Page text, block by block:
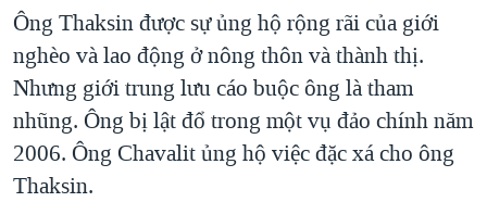
Ông Thaksin được sự ủng hộ rộng rãi của giới
nghèo và lao động ở nông thôn và thành thị.
Nhưng giới trung lưu cáo buộc ông là tham
nhũng. Ông bị lật đổ trong một vụ đảo chính năm
2006. Ông Chavalit ủng hộ việc đặc xá cho ông
Thaksin.